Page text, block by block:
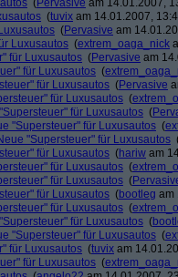
(Pervasive am 14.01.2007,
(tuvix am 14.01.2007,
(Pervasive am
Luxusautos (extrem_oaga_nick
für Luxusautos (Pervasive am
für Luxusautos (
für Luxusautos (Pervasive
für Luxusautos (
für Luxusautos (
"Supersteuer" für Luxusautos (
"Supersteuer" für Luxusautos
für Luxusautos (hariw am
für Luxusautos (
für Luxusautos (
für Luxusautos (bootleg am
für Luxusautos (
für Luxusautos (
"Supersteuer" für Luxusautos (
für Luxusautos (tuvix am
für Luxusautos (